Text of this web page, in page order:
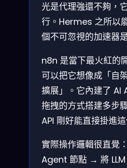
光是代理強還不夠，
行。Hermes 之所以
個不可忽視的加速器
n8n 是當下最火紅的
可以把它想像成「自
擴展」。它內建了 AI
拖拽的方式搭建多步
API 剛好能直接掛進
實際操作邏輯很直覺
Agent 節點 → 將